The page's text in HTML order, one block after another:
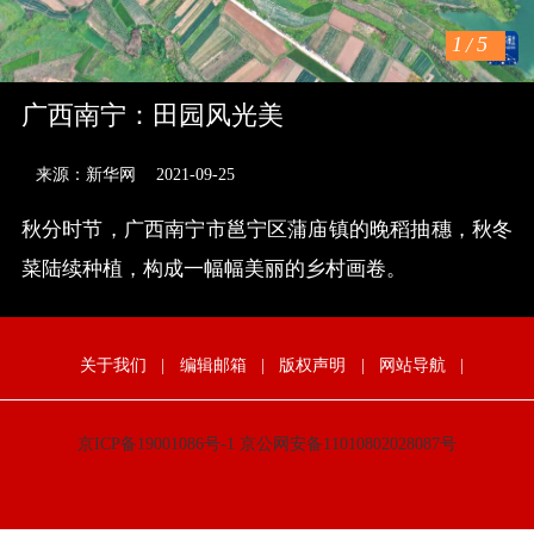
1 /5
广西南宁：田园风光美
来源：新华网 2021-09-25
秋分时节，广西南宁市邕宁区蒲庙镇的晚稻抽穗，秋冬
菜陆续种植，构成一幅幅美丽的乡村画卷。
关于我们 | 编辑邮箱 | 版权声明 | 网站导航 |
京ICP备19001086号-1 京公网安备11010802028087号